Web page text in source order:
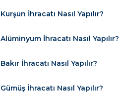
Kurşun İhracatı Nasıl Yapılır?
Alüminyum İhracatı Nasıl Yapılır?
Bakır İhracatı Nasıl Yapılır?
Gümüş İhracatı Nasıl Yapılır?